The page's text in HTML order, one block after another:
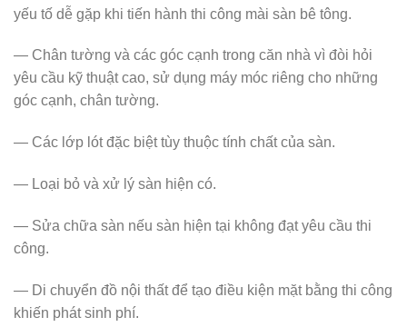
yếu tố dễ gặp khi tiến hành thi công mài sàn bê tông.
— Chân tường và các góc cạnh trong căn nhà vì đòi hỏi
yêu cầu kỹ thuật cao, sử dụng máy móc riêng cho những
góc cạnh, chân tường.
— Các lớp lót đặc biệt tùy thuộc tính chất của sàn.
— Loại bỏ và xử lý sàn hiện có.
— Sửa chữa sàn nếu sàn hiện tại không đạt yêu cầu thi
công.
— Di chuyển đồ nội thất để tạo điều kiện mặt bằng thi công
khiến phát sinh phí.